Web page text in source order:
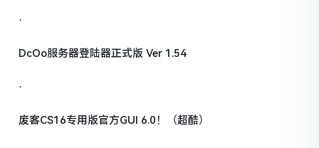
·
DcOo服务器登陆器正式版 Ver 1.54
·
废客CS16专用版官方GUI 6.0！（超酷）